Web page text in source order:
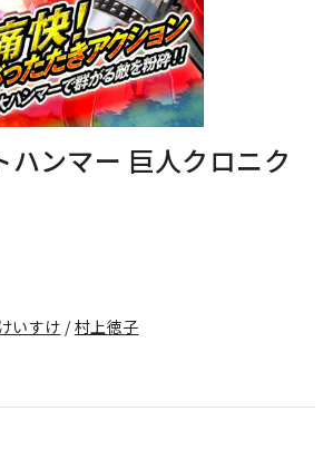
ハンマー 巨人クロニク
いすけ /村上徳子